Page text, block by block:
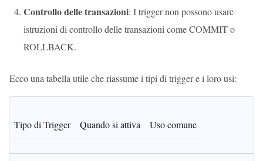
Controllo delle transazioni: I trigger non possono usare
istruzioni di controllo delle transazioni come COMMIT o
ROLLBACK.
Ecco una tabella utile che riassume i tipi di trigger e i loro usi:
Tipo di Trigger Quando si attiva Uso comune